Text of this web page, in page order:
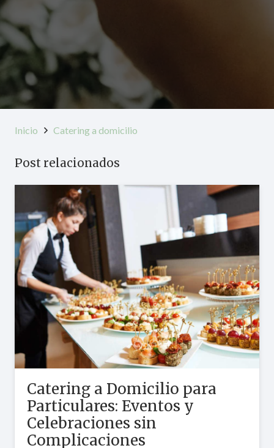
Inicio Catering a domicilio
Post relacionados
Catering a Domicilio para
Particulares: Eventos y
Celebraciones sin
Complicaciones